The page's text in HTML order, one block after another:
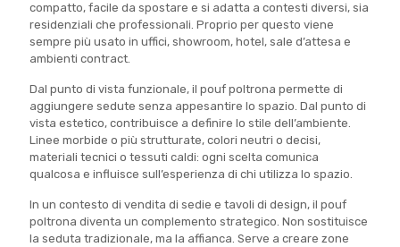
compatto, facile da spostare e si adatta a contesti diversi, sia
residenziali che professionali. Proprio per questo viene
sempre più usato in uffici, showroom, hotel, sale d’attesa e
ambienti contract.
Dal punto di vista funzionale, il pouf poltrona permette di
aggiungere sedute senza appesantire lo spazio. Dal punto di
vista estetico, contribuisce a definire lo stile dell’ambiente.
Linee morbide o più strutturate, colori neutri o decisi,
materiali tecnici o tessuti caldi: ogni scelta comunica
qualcosa e influisce sull’esperienza di chi utilizza lo spazio.
In un contesto di vendita di sedie e tavoli di design, il pouf
poltrona diventa un complemento strategico. Non sostituisce
la seduta tradizionale, ma la affianca. Serve a creare zone